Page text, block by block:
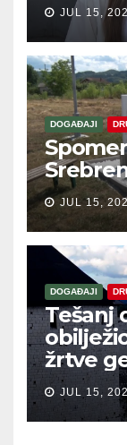
JUL 15,
DOGAĐAJI
JUL 15,
DOGAĐAJI
Tešanj
žrtve
JUL 15,